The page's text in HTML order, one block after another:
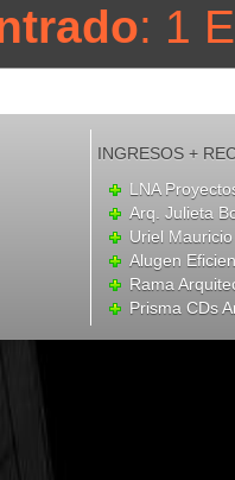
: 1
INGRESOS +
LNA
Arq. Julieta
Uriel
Alugen
Rama
Prisma CDs